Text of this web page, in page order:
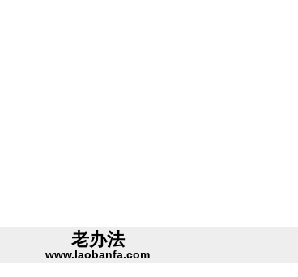
老办法
www.laobanfa.com